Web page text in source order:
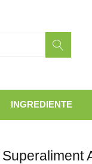
INGREDIENTE